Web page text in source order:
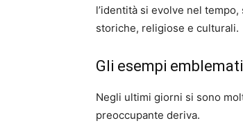
l’identità si evolve nel
storiche, religiose e culturali.
Gli esempi
Negli ultimi giorni si sono
preoccupante deriva.